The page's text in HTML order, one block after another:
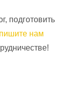
подготовить
нам